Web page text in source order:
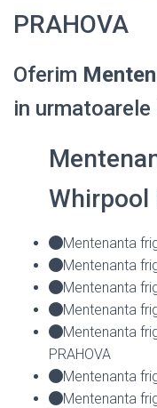
PRAHOVA
Oferim
in
Whirpool
Mentenanta
Mentenanta
Mentenanta
Mentenanta
Mentenanta
PRAHOVA
Mentenanta
Mentenanta